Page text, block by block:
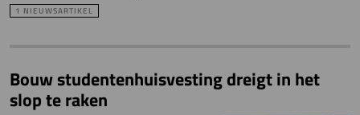
1 NIEUWSARTIKEL
Bouw studentenhuisvesting dreigt in het
slop te raken